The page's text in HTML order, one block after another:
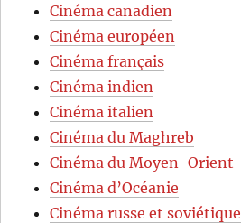
Cinéma canadien
Cinéma européen
Cinéma français
Cinéma indien
Cinéma italien
Cinéma du Maghreb
Cinéma du Moyen-Orient
Cinéma d’Océanie
Cinéma russe et soviétique